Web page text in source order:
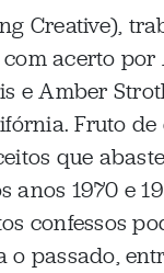
Creative),
acerto por
e Amber
Fruto de
que
anos 1970 e
confessos
o passado,